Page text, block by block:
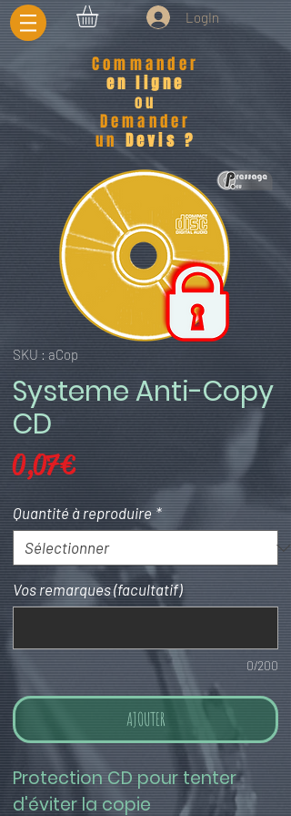
LogIn
Commander
en ligne
ou
Demander
un Devis ?
SKU : aCop
Systeme Anti-Copy
CD
0,07 €Prix
Quantité à reproduire *
Vos remarques (facultatif)
0/200
AJOUTER
Protection CD pour tenter
d'éviter la copie